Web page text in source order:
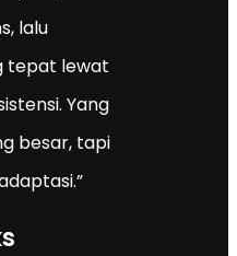
lalu
tepat lewat
Yang
besar, tapi